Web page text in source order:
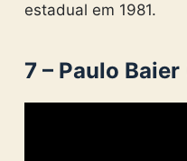
estadual em 1981.
7 – Paulo